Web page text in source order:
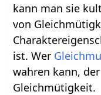
kann man sie
von
ist. Wer
wahren kann,
Gleichmütigkeit.